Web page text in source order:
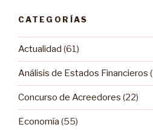
Bradstreet”
CATEGORÍAS
Actualidad (61)
Análisis de Estados Financieros
Concurso de Acreedores (22)
Economía (55)